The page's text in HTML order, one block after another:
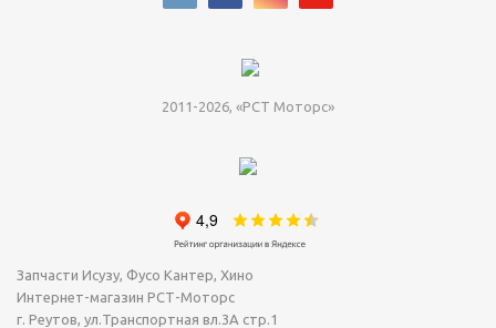
2011-2026, «РСТ Моторс»
Запчасти Исузу, Фусо Кантер, Хино
Интернет-магазин РСТ-Моторс
г. Реутов, ул.Транспортная вл.3А стр.1